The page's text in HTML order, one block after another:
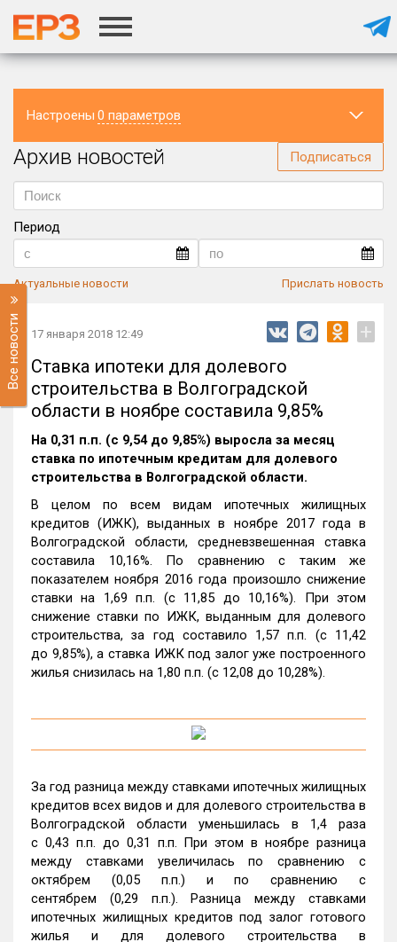
Настроены 0 параметров
Регион
Архив новостей Подписаться
Период
Актуальные новости Прислать новость
Все новости 17 января 2018 12:49 +
Ставка ипотеки для долевого
строительства в Волгоградской
области в ноябре составила 9,85%
На 0,31 п.п. (с 9,54 до 9,85%) выросла за месяц
ставка по ипотечным кредитам для долевого
строительства в Волгоградской области.
В целом по всем видам ипотечных жилищных
кредитов (ИЖК), выданных в ноябре 2017 года в
Волгоградской области, средневзвешенная ставка
составила 10,16%. По сравнению с таким же
показателем ноября 2016 года произошло снижение
ставки на 1,69 п.п. (с 11,85 до 10,16%). При этом
снижение ставки по ИЖК, выданным для долевого
строительства, за год составило 1,57 п.п. (с 11,42
до 9,85%), а ставка ИЖК под залог уже построенного
жилья снизилась на 1,80 п.п. (с 12,08 до 10,28%).
За год разница между ставками ипотечных жилищных
кредитов всех видов и для долевого строительства в
Волгоградской области уменьшилась в 1,4 раза
с 0,43 п.п. до 0,31 п.п. При этом в ноябре разница
между ставками увеличилась по сравнению с
октябрем (0,05 п.п.) и по сравнению с
сентябрем (0,29 п.п.). Разница между ставками
ипотечных жилищных кредитов под залог готового
жилья и для долевого строительства в